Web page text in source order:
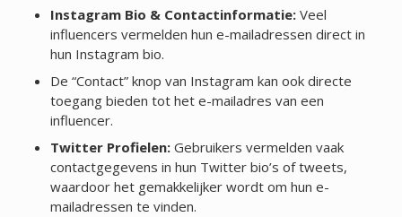
Instagram Bio & Contactinformatie:Veel
influencers vermelden hun e-mailadressen direct in
hun Instagram bio.
De “Contact” knop van Instagram kan ook directe
toegang bieden tot het e-mailadres van een
influencer.
Twitter Profielen:Gebruikers vermelden vaak
contactgegevens in hun Twitter bio’s of tweets,
waardoor het gemakkelijker wordt om hun e-
mailadressen te vinden.